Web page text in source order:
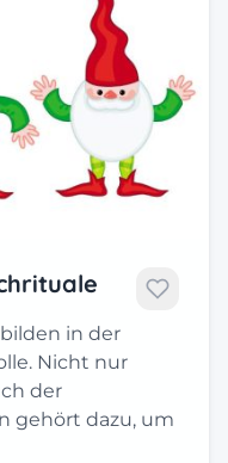
in der
Nicht nur
der
gehört dazu, um